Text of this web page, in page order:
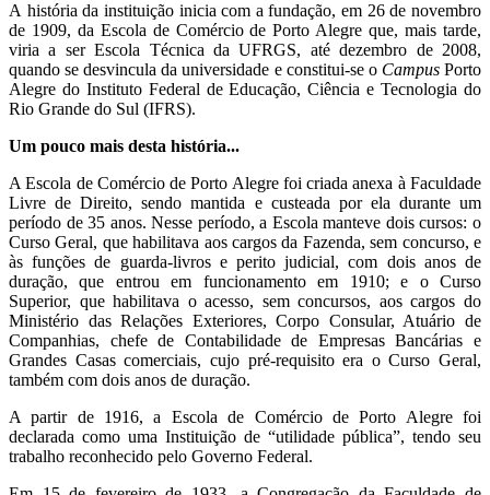
A história da instituição inicia com a fundação, em 26 de novembro
de 1909, da Escola de Comércio de Porto Alegre que, mais tarde,
viria a ser Escola Técnica da UFRGS, até dezembro de 2008,
quando se desvincula da universidade e constitui-se o CampusPorto
Alegre do Instituto Federal de Educação, Ciência e Tecnologia do
Rio Grande do Sul (IFRS).
Um pouco mais desta história...
A Escola de Comércio de Porto Alegre foi criada anexa à Faculdade
Livre de Direito, sendo mantida e custeada por ela durante um
período de 35 anos. Nesse período, a Escola manteve dois cursos: o
Curso Geral, que habilitava aos cargos da Fazenda, sem concurso, e
às funções de guarda-livros e perito judicial, com dois anos de
duração, que entrou em funcionamento em 1910; e o Curso
Superior, que habilitava o acesso, sem concursos, aos cargos do
Ministério das Relações Exteriores, Corpo Consular, Atuário de
Companhias, chefe de Contabilidade de Empresas Bancárias e
Grandes Casas comerciais, cujo pré-requisito era o Curso Geral,
também com dois anos de duração.
A partir de 1916, a Escola de Comércio de Porto Alegre foi
declarada como uma Instituição de “utilidade pública”, tendo seu
trabalho reconhecido pelo Governo Federal.